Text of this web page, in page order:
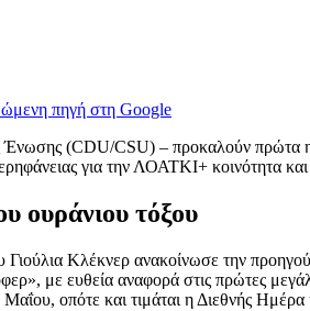
πηγή στη Google
Ένωσης (CDU/CSU) – προκαλούν
για την ΛΟΑΤΚΙ+ κοινότητα
ουράνιου τόξου
Κλέκνερ ανακοίνωσε την
με ευθεία αναφορά στις πρώτες
οπότε και τιμάται η Διεθνής